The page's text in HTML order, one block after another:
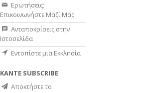
Ερωτήσεις;
Επικοινωνήστε Μαζί Μας
Ανταποκρίσεις στην
Ιστοσελίδα
Εντοπίστε μια Εκκλησία
ΚΑΝΤΕ SUBSCRIBE
Αποκτήστε το